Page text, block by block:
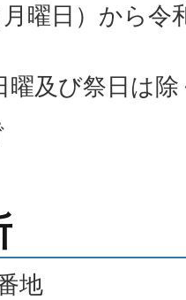
曜日）から令
曜及び祭日は
地